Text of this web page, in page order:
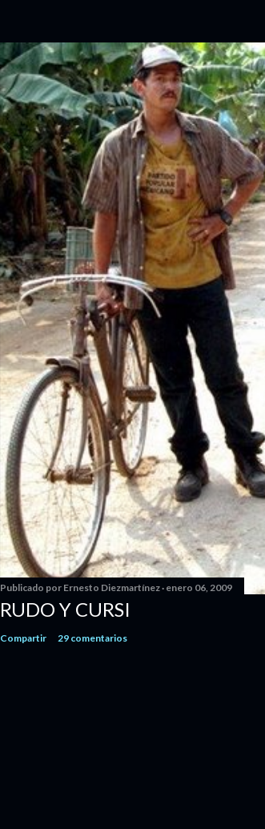
Publicado por Ernesto Diezmartínez enero 06, 2009
RUDO Y CURSI
Compartir 29 comentarios